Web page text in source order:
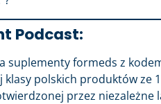
Podcast:
suplementy formeds z
polskich produktów ze
przez niezależne